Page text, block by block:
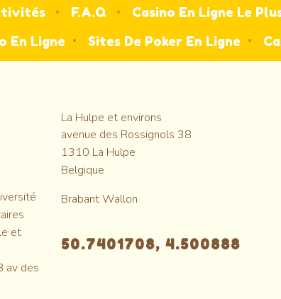
F.A.Q
Casino En Ligne Le
En Ligne Sites De Poker En Ligne
et
av des
La Hulpe et environs
avenue des Rossignols 38
1310 La Hulpe
Belgique
Brabant Wallon
50.7401708, 4.500888